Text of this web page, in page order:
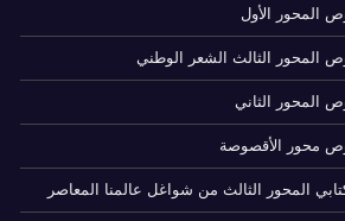
المحور الأول
المحور الثالث الشعر الوطني
المحور الثاني
محور الأقصوصة
المحور الثالث من شواغل عالمنا المعاصر